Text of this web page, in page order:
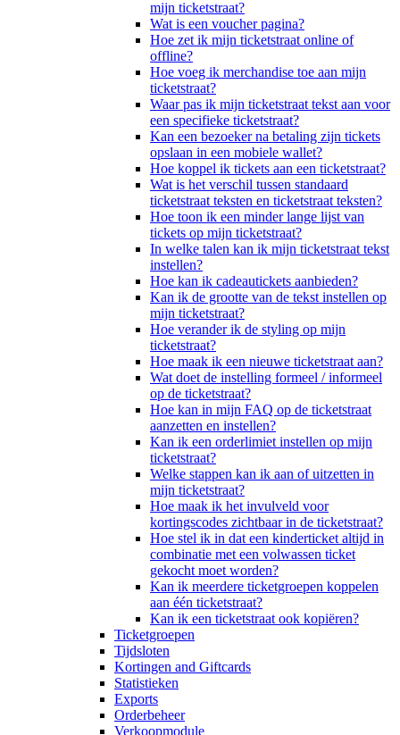
mijn ticketstraat?
Wat is een voucher pagina?
Hoe zet ik mijn ticketstraat online of
offline?
Hoe voeg ik merchandise toe aan mijn
ticketstraat?
Waar pas ik mijn ticketstraat tekst aan voor
een specifieke ticketstraat?
Kan een bezoeker na betaling zijn tickets
opslaan in een mobiele wallet?
Hoe koppel ik tickets aan een ticketstraat?
Wat is het verschil tussen standaard
ticketstraat teksten en ticketstraat teksten?
Hoe toon ik een minder lange lijst van
tickets op mijn ticketstraat?
In welke talen kan ik mijn ticketstraat tekst
instellen?
Hoe kan ik cadeautickets aanbieden?
Kan ik de grootte van de tekst instellen op
mijn ticketstraat?
Hoe verander ik de styling op mijn
ticketstraat?
Hoe maak ik een nieuwe ticketstraat aan?
Wat doet de instelling formeel / informeel
op de ticketstraat?
Hoe kan in mijn FAQ op de ticketstraat
aanzetten en instellen?
Kan ik een orderlimiet instellen op mijn
ticketstraat?
Welke stappen kan ik aan of uitzetten in
mijn ticketstraat?
Hoe maak ik het invulveld voor
kortingscodes zichtbaar in de ticketstraat?
Hoe stel ik in dat een kinderticket altijd in
combinatie met een volwassen ticket
gekocht moet worden?
Kan ik meerdere ticketgroepen koppelen
aan één ticketstraat?
Kan ik een ticketstraat ook kopiëren?
Ticketgroepen
Tijdsloten
Kortingen and Giftcards
Statistieken
Exports
Orderbeheer
Verkoopmodule